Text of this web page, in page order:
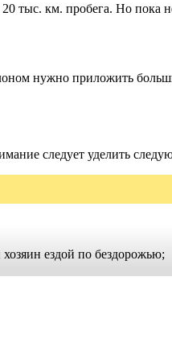
тыс. км. пробега. Но пока
нужно приложить
следует уделить
ездой по бездорожью;